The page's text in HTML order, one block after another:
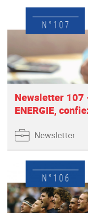
Newsletter 107
ENERGIE,
Newsletter